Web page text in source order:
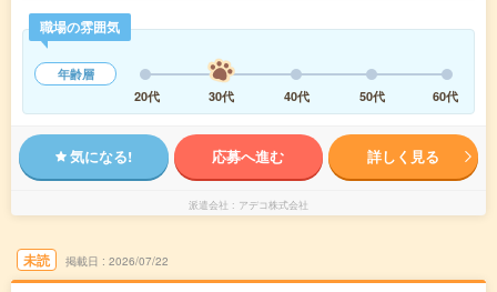
職場の雰囲気
年齢層
20代
30代 40代 50代 60代
気になる! 応募へ進む 詳しく見る
派遣会社 アデコ株式会社
未読 掲載日 2026/07/22